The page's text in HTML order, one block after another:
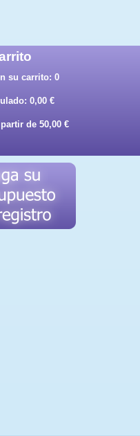
su carrito: 0
0,00 €
de 50,00 €